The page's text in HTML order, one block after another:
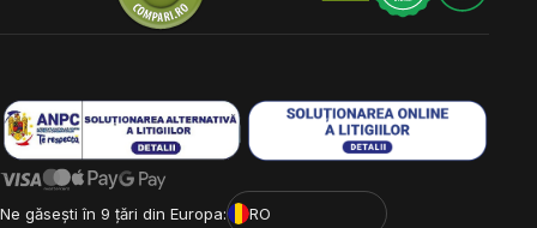
Ne găsești în 9 țări din Europa:
RO